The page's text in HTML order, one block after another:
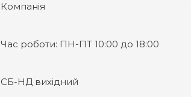
Компанія
Час роботи: ПН-ПТ 10:00 до 18:00
СБ-НД вихідний